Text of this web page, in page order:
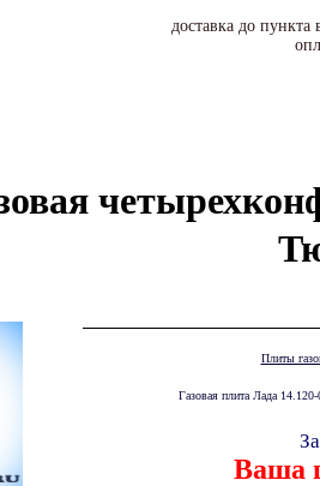
доставка до
Плиты
Газовая плита Лада
Ваша